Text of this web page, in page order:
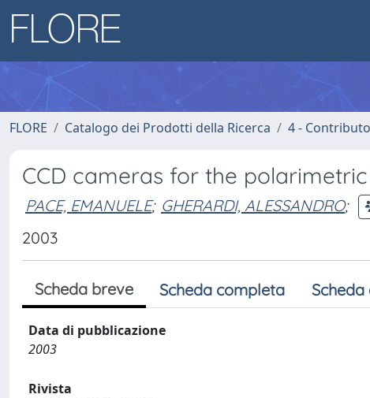
FLORE Catalogo dei Prodotti della Ricerca 4 -
CCD cameras for the
PACE, EMANUELE; GHERARDI, ALESSANDRO;
2003
Scheda breve Scheda completa
Data di pubblicazione
2003
Rivista